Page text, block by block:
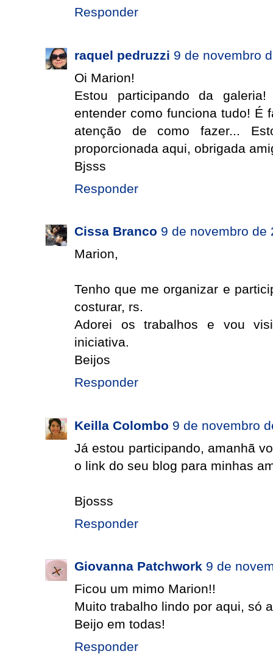
Responder
raquel pedruzzi 9 de novembro
Oi Marion!
Estou participando da
entender como funciona tudo! É
atenção de como fazer...
proporcionada aqui, obrigada
Bjsss
Responder
Cissa Branco 9 de novembro de
Marion,
Tenho que me organizar e
costurar, rs.
Adorei os trabalhos e vou
iniciativa.
Beijos
Responder
Keilla Colombo 9 de novembro
Já estou participando, amanhã
o link do seu blog para minhas
Bjosss
Responder
Giovanna Patchwork 9 de
Ficou um mimo Marion!!
Muito trabalho lindo por aqui, só
Beijo em todas!
Responder